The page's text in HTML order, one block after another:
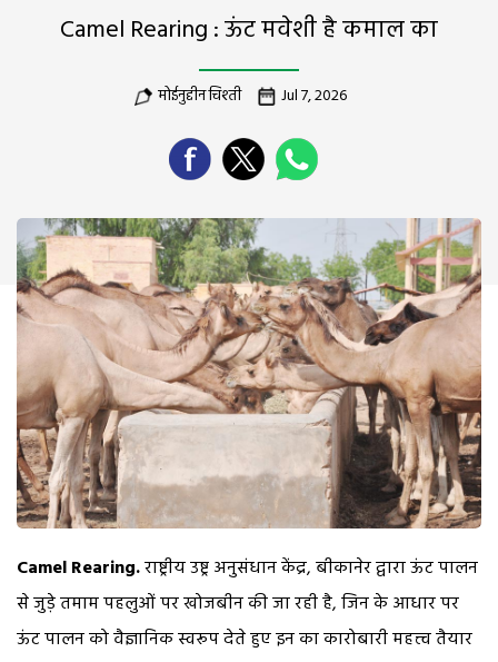
Camel Rearing : ऊंट मवेशी है कमाल का
मोईनुद्दीन चिश्ती Jul 7, 2026
Camel Rearing.राष्ट्रीय उष्ट्र अनुसंधान केंद्र, बीकानेर द्वारा ऊंट पालन
से जुड़े तमाम पहलुओं पर खोजबीन की जा रही है, जिन के आधार पर
ऊंट पालन को वैज्ञानिक स्वरूप देते हुए इन का कारोबारी महत्त्व तैयार